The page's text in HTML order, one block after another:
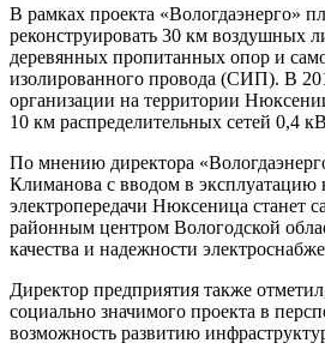
В рамках проекта «Вологдаэнерго»
реконструировать 30 км воздушных
деревянных пропитанных опор и
изолированного провода (СИП). В
организации на территории
10 км распределительных сетей 0,4
По мнению директора
Климанова с вводом в
электропередачи Нюксеница станет
районным центром Вологодской
качества и надежности
Директор предприятия также
социально значимого проекта в
возможность развитию